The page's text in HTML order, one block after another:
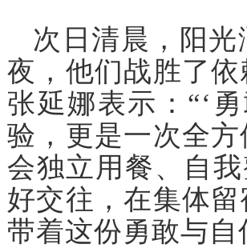
次日清晨，阳
夜，他们战胜了
张延娜表示：“‘
验，更是一次全
会独立用餐、自
好交往，在集体
带着这份勇敢与